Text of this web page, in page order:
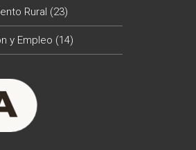
Rural (23)
y Empleo (14)